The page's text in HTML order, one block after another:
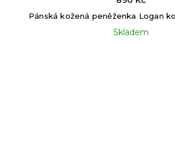
Pánská kožená peněženka Logan
Skladem